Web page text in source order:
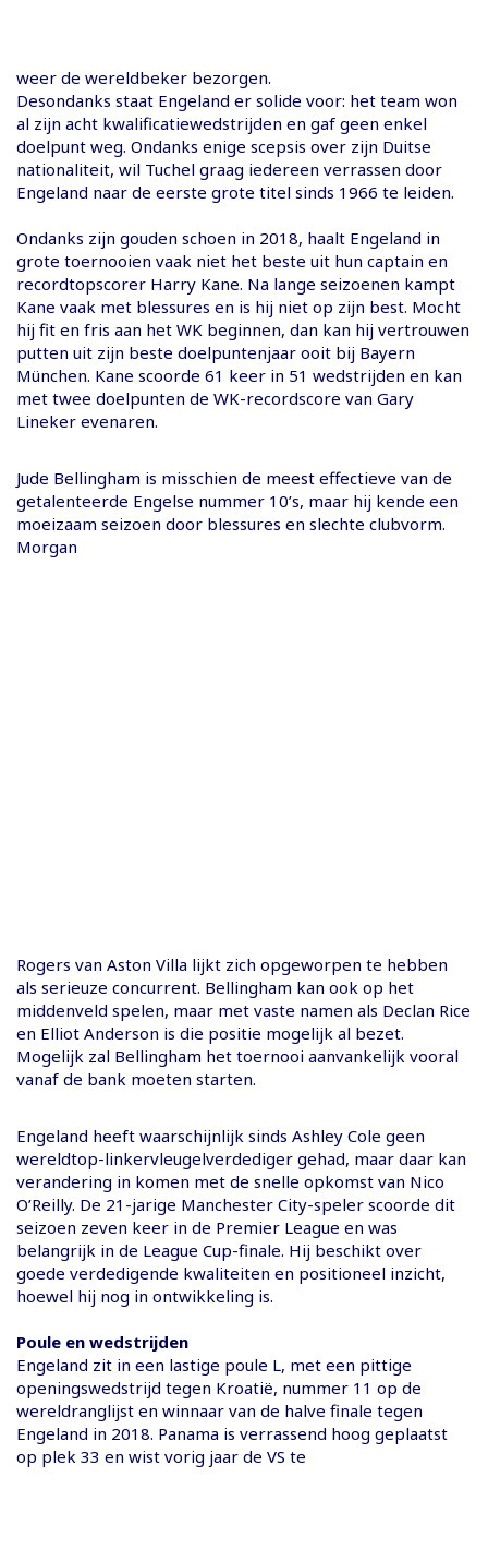
weer de wereldbeker bezorgen.
Desondanks staat Engeland er solide voor: het team won
al zijn acht kwalificatiewedstrijden en gaf geen enkel
doelpunt weg. Ondanks enige scepsis over zijn Duitse
nationaliteit, wil Tuchel graag iedereen verrassen door
Engeland naar de eerste grote titel sinds 1966 te leiden.
Ondanks zijn gouden schoen in 2018, haalt Engeland in
grote toernooien vaak niet het beste uit hun captain en
recordtopscorer Harry Kane. Na lange seizoenen kampt
Kane vaak met blessures en is hij niet op zijn best. Mocht
hij fit en fris aan het WK beginnen, dan kan hij vertrouwen
putten uit zijn beste doelpuntenjaar ooit bij Bayern
München. Kane scoorde 61 keer in 51 wedstrijden en kan
met twee doelpunten de WK-recordscore van Gary
Lineker evenaren.
Jude Bellingham is misschien de meest effectieve van de
getalenteerde Engelse nummer 10’s, maar hij kende een
moeizaam seizoen door blessures en slechte clubvorm.
Morgan
Rogers van Aston Villa lijkt zich opgeworpen te hebben
als serieuze concurrent. Bellingham kan ook op het
middenveld spelen, maar met vaste namen als Declan Rice
en Elliot Anderson is die positie mogelijk al bezet.
Mogelijk zal Bellingham het toernooi aanvankelijk vooral
vanaf de bank moeten starten.
Engeland heeft waarschijnlijk sinds Ashley Cole geen
wereldtop-linkervleugelverdediger gehad, maar daar kan
verandering in komen met de snelle opkomst van Nico
O’Reilly. De 21-jarige Manchester City-speler scoorde dit
seizoen zeven keer in de Premier League en was
belangrijk in de League Cup-finale. Hij beschikt over
goede verdedigende kwaliteiten en positioneel inzicht,
hoewel hij nog in ontwikkeling is.
Poule en wedstrijden
Engeland zit in een lastige poule L, met een pittige
openingswedstrijd tegen Kroatië, nummer 11 op de
wereldranglijst en winnaar van de halve finale tegen
Engeland in 2018. Panama is verrassend hoog geplaatst
op plek 33 en wist vorig jaar de VS te